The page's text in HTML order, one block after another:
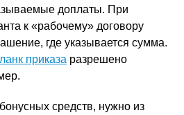
доплаты. При
к «рабочему» договору
где указывается сумма.
приказа разрешено
средств, нужно из